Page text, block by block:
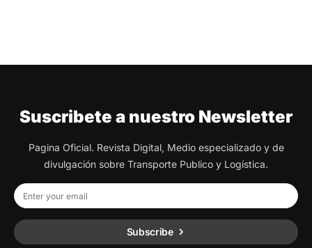
Suscribete a nuestro Newsletter
Pagina Oficial. Revista Digital, Medio especializado y de
divulgación sobre Transporte Publico y Logística.
Subscribe